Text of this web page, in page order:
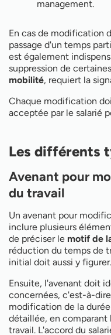
management.
En cas de modification
passage d'un temps
est également
suppression de
mobilité, requiert la
Chaque modification
acceptée par le salarié
Les différents
Avenant pour
du travail
Un avenant pour
inclure plusieurs
de préciser le motif de
réduction du temps de
initial doit aussi y figurer.
Ensuite, l'avenant doit
concernées, c'est-à-
modification de la
détaillée, en
travail. L'accord du